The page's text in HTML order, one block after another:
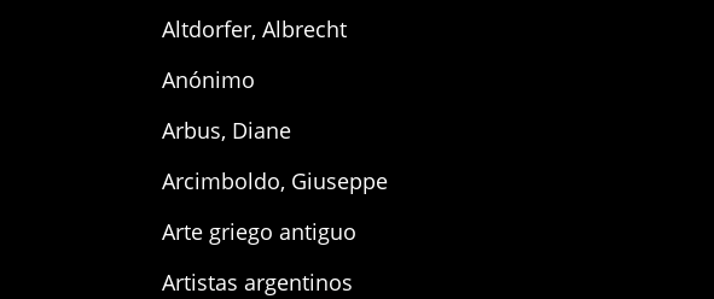
Altdorfer, Albrecht
Anónimo
Arbus, Diane
Arcimboldo, Giuseppe
Arte griego antiguo
Artistas argentinos